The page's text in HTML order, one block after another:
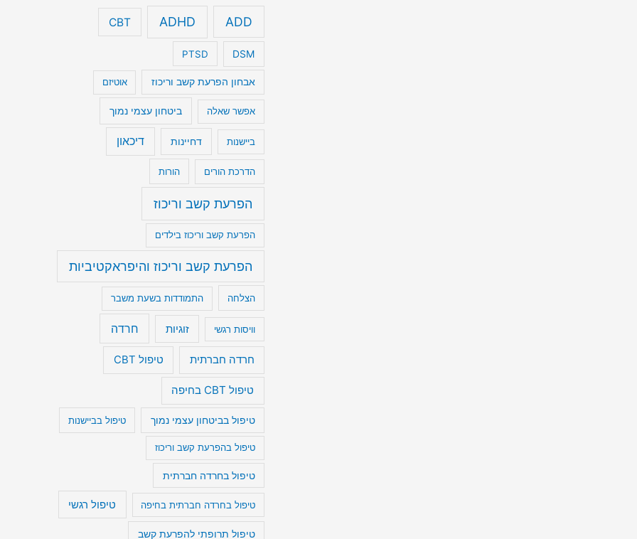
ADD
ADHD
CBT
DSM
PTSD
אבחון הפרעת קשב וריכוז אוטיזם
אפשר שאלה ביטחון עצמי נמוך
ביישנות דחיינות דיכאון
הדרכת הורים הורות
הפרעת קשב וריכוז
הפרעת קשב וריכוז בילדים
הפרעת קשב וריכוז והיפראקטיביות
הצלחה התמודדות בשעת משבר
וויסות רגשי זוגיות חרדה
חרדה חברתית טיפול CBT
טיפול CBT בחיפה
טיפול בביטחון עצמי נמוך טיפול בביישנות
טיפול בהפרעת קשב וריכוז
טיפול בחרדה חברתית
טיפול בחרדה חברתית בחיפה טיפול רגשי
טיפול תרופתי להפרעת קשב